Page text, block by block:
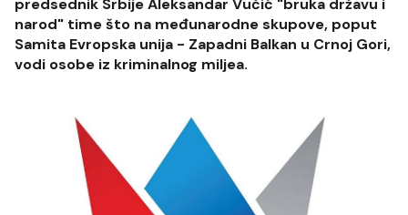
predsednik Srbije Aleksandar Vučić "bruka državu i
narod" time što na međunarodne skupove, poput
Samita Evropska unija - Zapadni Balkan u Crnoj Gori,
vodi osobe iz kriminalnog miljea.